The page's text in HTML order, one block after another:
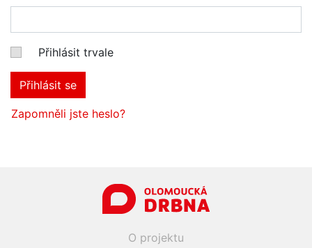
Přihlásit trvale
Přihlásit se
Zapomněli jste heslo?
O projektu